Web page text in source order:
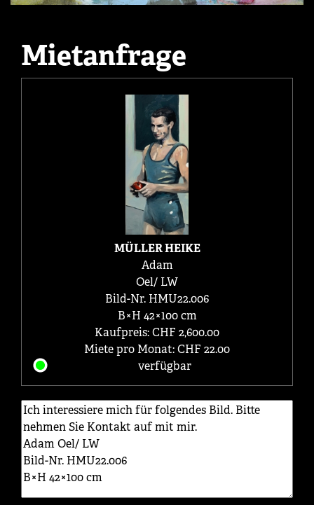
Mietanfrage
MÜLLER HEIKE
Adam
Oel/ LW
Bild-Nr. HMU22.006
B×H 42×100 cm
Kaufpreis: CHF 2,600.00
Miete pro Monat: CHF 22.00
verfügbar